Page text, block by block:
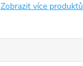
Zobrazit více produktů